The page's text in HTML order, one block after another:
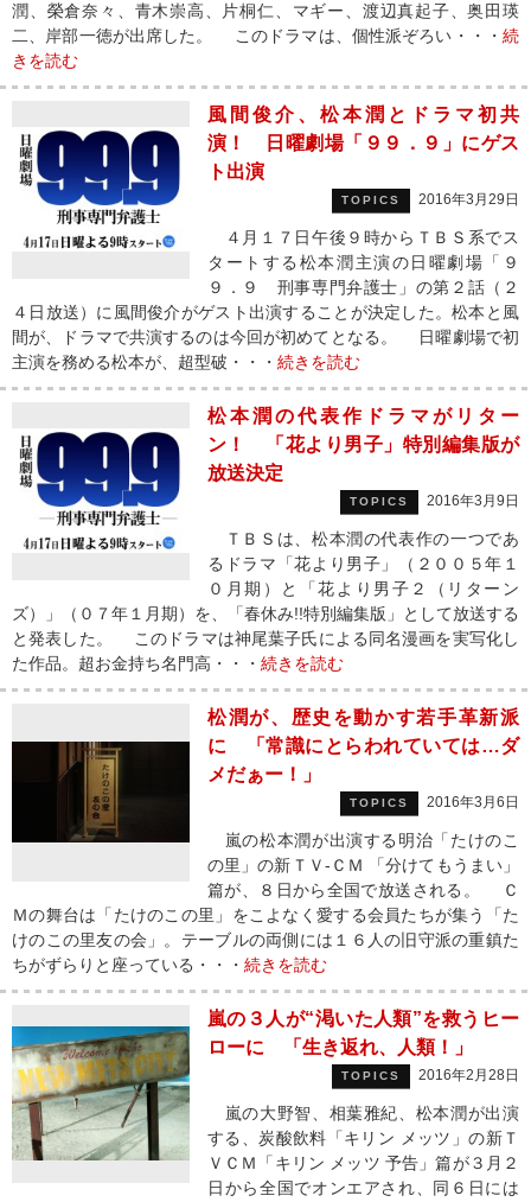
潤、榮倉奈々、青木崇高、片桐仁、マギー、渡辺真起子、奥田瑛
二、岸部一徳が出席した。 このドラマは、個性派ぞろい・・・ 続
きを読む
風間俊介、松本潤とドラマ初共
演！ 日曜劇場「９９．９」にゲス
ト出演
TOPICS 2016年3月29日
４月１７日午後９時からＴＢＳ系でス
タートする松本潤主演の日曜劇場「９
９．９ 刑事専門弁護士」の第２話（２
４日放送）に風間俊介がゲスト出演することが決定した。松本と風
間が、ドラマで共演するのは今回が初めてとなる。 日曜劇場で初
主演を務める松本が、超型破・・・ 続きを読む
松本潤の代表作ドラマがリター
ン！ 「花より男子」特別編集版が
放送決定
TOPICS 2016年3月9日
ＴＢＳは、松本潤の代表作の一つであ
るドラマ「花より男子」（２００５年１
０月期）と「花より男子２（リターン
ズ）」（０７年１月期）を、「春休み!!特別編集版」として放送する
と発表した。 このドラマは神尾葉子氏による同名漫画を実写化し
た作品。超お金持ち名門高・・・ 続きを読む
松潤が、歴史を動かす若手革新派
に 「常識にとらわれていては…ダ
メだぁー！」
TOPICS 2016年3月6日
嵐の松本潤が出演する明治「たけのこ
の里」の新ＴＶ‐ＣＭ 「分けてもうまい」
篇が、８日から全国で放送される。 Ｃ
Ｍの舞台は「たけのこの里」をこよなく愛する会員たちが集う「た
けのこの里友の会」。テーブルの両側には１６人の旧守派の重鎮た
ちがずらりと座っている・・・ 続きを読む
嵐の３人が“渇いた人類”を救うヒー
ローに 「生き返れ、人類！」
TOPICS 2016年2月28日
嵐の大野智、相葉雅紀、松本潤が出演
する、炭酸飲料「キリン メッツ」の新Ｔ
ＶＣＭ「キリン メッツ 予告」篇が３月２
日から全国でオンエアされ、同６日には